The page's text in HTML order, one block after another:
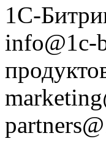
1С-
info@1c-